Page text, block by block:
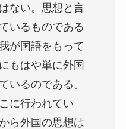
ない。思想と言
いるものである
が国語をもって
もはや単に外国
いるのである。
に行われてい
ら外国の思想は